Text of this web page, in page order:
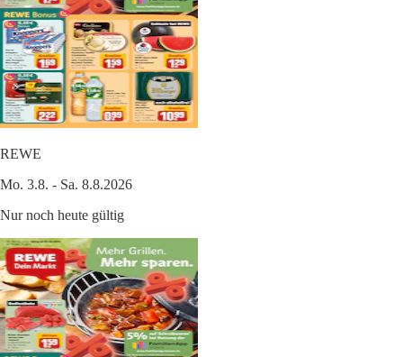
REWE
Mo. 3.8. - Sa. 8.8.2026
Nur noch heute gültig